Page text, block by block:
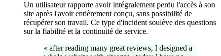
Un utilisateur rapporte avoir intégralement perdu l'accès à son
site après l'avoir entièrement conçu, sans possibilité de
récupérer son travail. Ce type d'incident soulève des questions
sur la fiabilité et la continuité de service.
« after reading many great reviews, I designed a